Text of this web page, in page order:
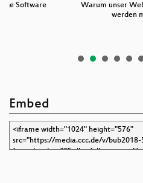
Software
Warum unser
werden
Embed